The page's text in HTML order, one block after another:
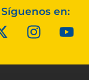
Síguenos en: